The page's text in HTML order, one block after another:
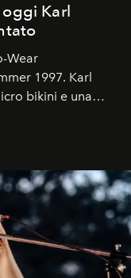
Karl
Wear
1997. Karl
bikini e una
Trent'anni dopo,
che abbiamo.